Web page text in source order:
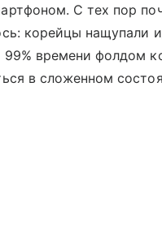
С тех пор
корейцы нащупали
99% времени фолдом
в сложенном